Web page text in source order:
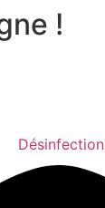
!
Désinfection